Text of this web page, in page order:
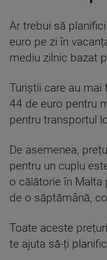
Ar trebui să
euro pe zi în
mediu zilnic bazat
Turiștii care au mai
44 de euro pentru
pentru transportul
De asemenea,
pentru un cuplu
o călătorie în Malta
de o săptămână,
Toate aceste
te ajuta să-ți